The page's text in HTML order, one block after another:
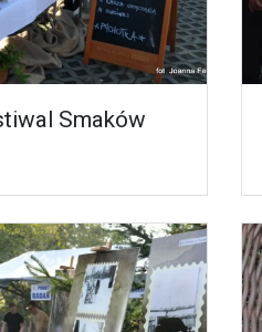
Smaków